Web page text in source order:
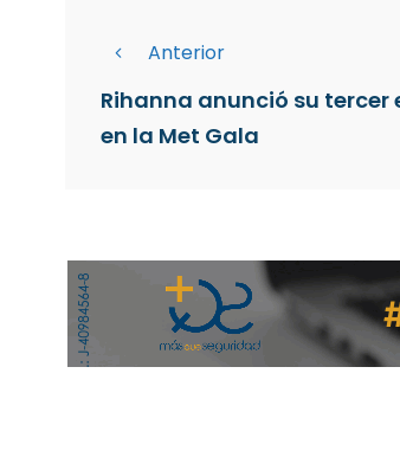
Anterior
Rihanna anunció su tercer
en la Met Gala